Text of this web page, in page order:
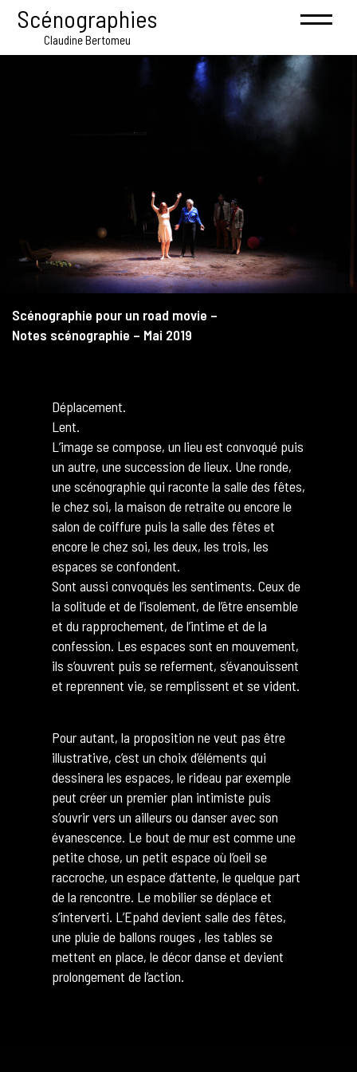
Scénographies
Claudine Bertomeu
Scénographie pour un road movie –
Notes scénographie – Mai 2019
Déplacement.
Lent.
L’image se compose, un lieu est convoqué puis
un autre, une succession de lieux. Une ronde,
une scénographie qui raconte la salle des fêtes,
le chez soi, la maison de retraite ou encore le
salon de coiffure puis la salle des fêtes et
encore le chez soi, les deux, les trois, les
espaces se confondent.
Sont aussi convoqués les sentiments. Ceux de
la solitude et de l’isolement, de l’être ensemble
et du rapprochement, de l’intime et de la
confession. Les espaces sont en mouvement,
ils s’ouvrent puis se referment, s’évanouissent
et reprennent vie, se remplissent et se vident.
Pour autant, la proposition ne veut pas être
illustrative, c’est un choix d’éléments qui
dessinera les espaces, le rideau par exemple
peut créer un premier plan intimiste puis
s’ouvrir vers un ailleurs ou danser avec son
évanescence. Le bout de mur est comme une
petite chose, un petit espace où l’oeil se
raccroche, un espace d’attente, le quelque part
de la rencontre. Le mobilier se déplace et
s’interverti. L’Epahd devient salle des fêtes,
une pluie de ballons rouges , les tables se
mettent en place, le décor danse et devient
prolongement de l’action.